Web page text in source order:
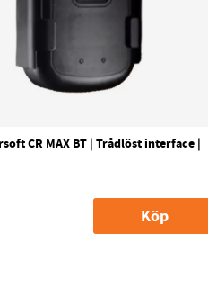
CR MAX BT | Trådlöst interface |
Köp